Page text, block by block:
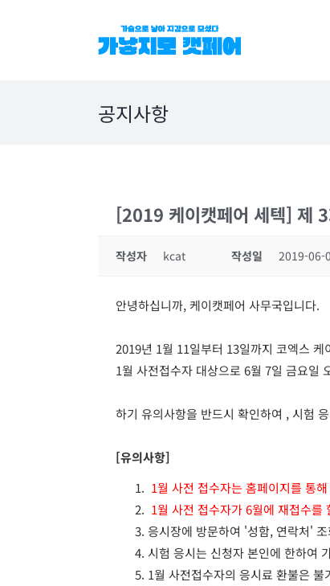
공지사항
[2019 케이캣페어 세텍] 제
작성자 kcat 작성일 2019-06-
안녕하십니까, 케이캣페어 사무국입니다.
2019년 1월 11일부터 13일까지 코엑스
1월 사전접수자 대상으로 6월 7일 금요일
하기 유의사항을 반드시 확인하여 , 시험
[유의사항]
1월 사전 접수자는 홈페이지를 통
1월 사전 접수자가 6월에 재접수를
응시장에 방문하여 '성함, 연락처'
시험 응시는 신청자 본인에 한하여
1월 사전접수자의 응시료 환불은 불